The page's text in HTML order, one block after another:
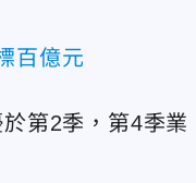
百億元
第2季，第4季業